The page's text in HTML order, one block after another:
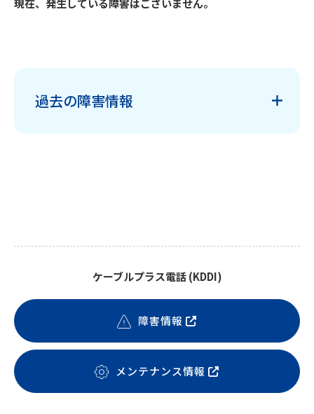
過去の障害情報
ケーブルプラス電話 (KDDI)
障害情報
メンテナンス情報